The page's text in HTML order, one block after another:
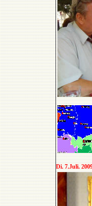
Di. 7.Juli.